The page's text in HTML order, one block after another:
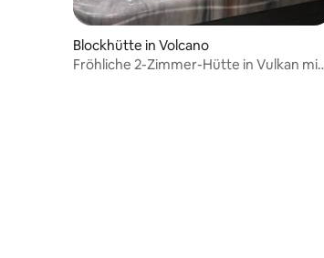
Blockhütte in Volcano
Fröhliche 2-Zimmer-Hütte in Vulkan mit